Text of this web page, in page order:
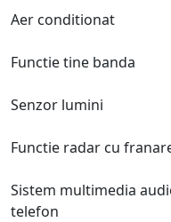
Aer conditionat
Functie tine banda
Senzor lumini
Functie radar cu
Sistem multimedia
telefon